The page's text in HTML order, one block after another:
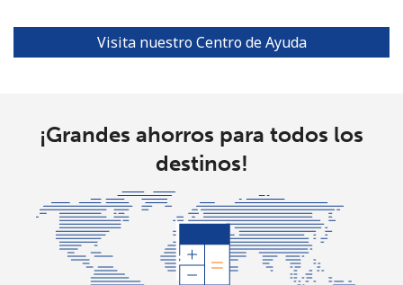
Línea fija ⁦43.9¢⁩ 22 min por ⁦$10⁩ -
Tuvalu
country
⁦313.5¢⁩ 3 min por ⁦$10⁩
Visita nuestro Centro de Ayuda
¡Grandes ahorros para todos los
destinos!